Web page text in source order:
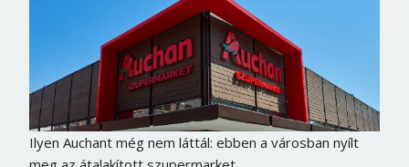
Ilyen Auchant még nem láttál: ebben a városban nyílt